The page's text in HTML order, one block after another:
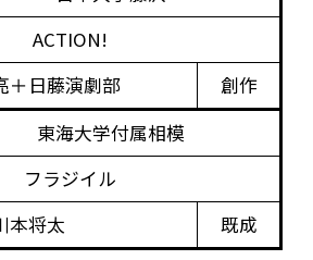
ACTION!
＋日藤演劇部
創作
東海大学付属相模
フラジイル
本将太
既成